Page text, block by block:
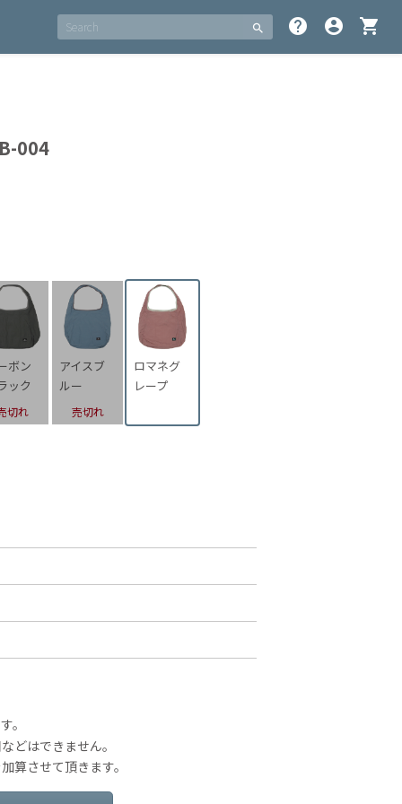
search help account_circle shopping_cart
004
ボン
ック
切れ
アイスブ
ルー
売切れ
ロマネグ
レープ
。
どはできません。
算させて頂きます。